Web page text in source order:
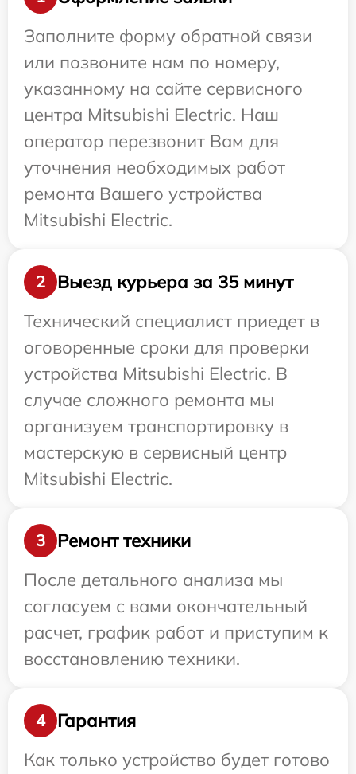
Заполните форму обратной связи
или позвоните нам по номеру,
указанному на сайте сервисного
центра Mitsubishi Electric. Наш
оператор перезвонит Вам для
уточнения необходимых работ
ремонта Вашего устройства
Mitsubishi Electric.
2
Выезд курьера за 35 минут
Технический специалист приедет в
оговоренные сроки для проверки
устройства Mitsubishi Electric. В
случае сложного ремонта мы
организуем транспортировку в
мастерскую в сервисный центр
Mitsubishi Electric.
3
Ремонт техники
После детального анализа мы
согласуем с вами окончательный
расчет, график работ и приступим к
восстановлению техники.
4
Гарантия
Как только устройство будет готово